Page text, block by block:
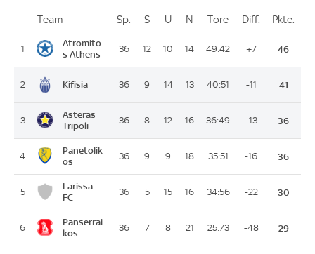
PlatzTeam Sp. Spiele
S Siege
U Unentschieden
N Niederlagen
Tore ToreDiff. Differenz
Pkte.
1
Atromito
s Athens
36 12 10 14 49:42 +7 46
2 Kifisia 36 9 14 13 40:51 -11 41
3
Asteras
Tripoli
36 8 12 16 36:49 -13 36
4
Panetolik
os
36 9 9 18 35:51 -16 36
5
Larissa
FC
36 5 15 16 34:56 -22 30
6
Panserrai
kos
36 7 8 21 25:73 -48 29